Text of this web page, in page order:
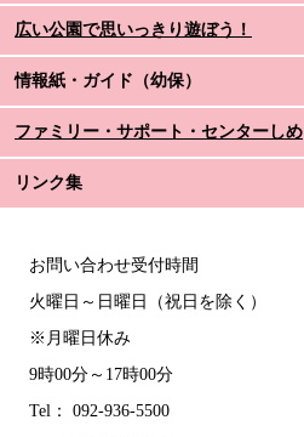
広い公園で思いっきり遊ぼう！
情報紙・ガイド（幼保）
ファミリー・サポート・センターしめ
リンク集
お問い合わせ受付時間
火曜日～日曜日（祝日を除く）
※月曜日休み
9時00分～17時00分
Tel： 092-936-5500